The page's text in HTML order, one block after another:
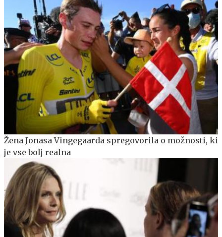
Žena Jonasa Vingegaarda spregovorila o možnosti, ki
je vse bolj realna